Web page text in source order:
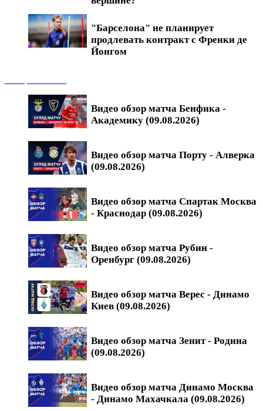
"Барселона" не планирует
продлевать контракт с Френки де
Йонгом
Видео обзор матча Бенфика -
Академику (09.08.2026)
Видео обзор матча Порту - Алверка
(09.08.2026)
Видео обзор матча Спартак Москва
- Краснодар (09.08.2026)
Видео обзор матча Рубин -
Оренбург (09.08.2026)
Видео обзор матча Верес - Динамо
Киев (09.08.2026)
Видео обзор матча Зенит - Родина
(09.08.2026)
Видео обзор матча Динамо Москва
- Динамо Махачкала (09.08.2026)